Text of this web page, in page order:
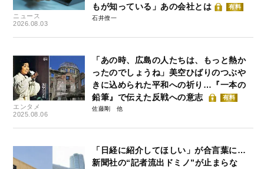
ニュース
2026.08.03
もが知っている」あの会社とは
有料
石井僚一
エンタメ
2025.08.06
「あの時、広島の人たちは、もっと熱か
ったのでしょうね」美空ひばりのつぶや
きに込められた平和への祈り…『一本の
鉛筆』で伝えた反戦への意志
有料
佐藤剛
「日経に紹介してほしい」が合言葉に…
新聞社の“記者流出ドミノ”が止まらな